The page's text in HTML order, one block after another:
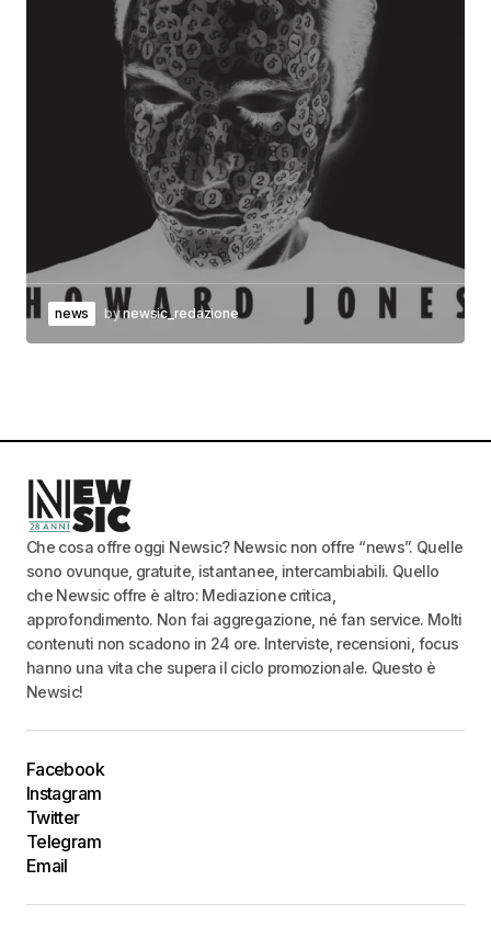
news bynewsic_redazione
Che cosa offre oggi Newsic? Newsic non offre “news”. Quelle
sono ovunque, gratuite, istantanee, intercambiabili. Quello
che Newsic offre è altro: Mediazione critica,
approfondimento. Non fai aggregazione, né fan service. Molti
contenuti non scadono in 24 ore. Interviste, recensioni, focus
hanno una vita che supera il ciclo promozionale. Questo è
Newsic!
Facebook
Instagram
Twitter
Telegram
Email